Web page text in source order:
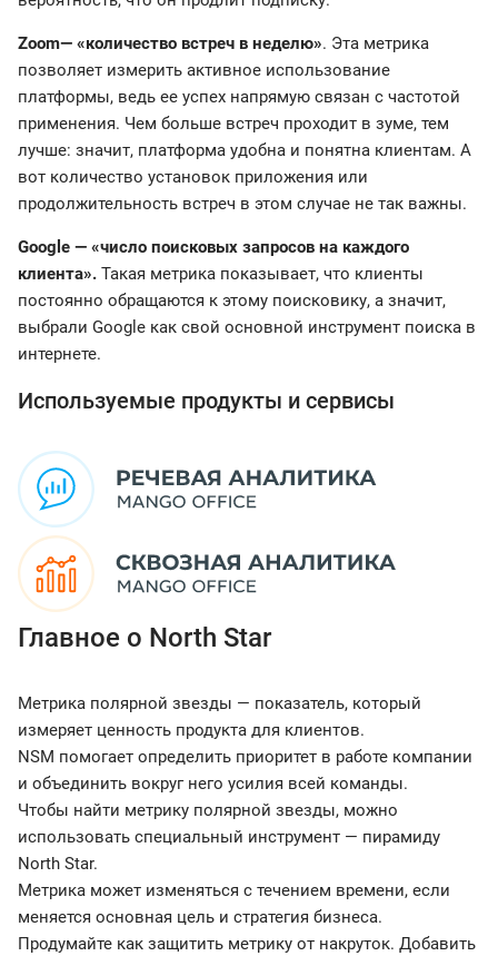
Zoom— «количество встреч в неделю». Эта метрика
позволяет измерить активное использование
платформы, ведь ее успех напрямую связан с частотой
применения. Чем больше встреч проходит в зуме, тем
лучше: значит, платформа удобна и понятна клиентам. А
вот количество установок приложения или
продолжительность встреч в этом случае не так важны.
Google — «число поисковых запросов на каждого
клиента». Такая метрика показывает, что клиенты
постоянно обращаются к этому поисковику, а значит,
выбрали Google как свой основной инструмент поиска в
интернете.
Используемые продукты и сервисы
Главное о North Star
Метрика полярной звезды — показатель, который
измеряет ценность продукта для клиентов.
NSM помогает определить приоритет в работе компании
и объединить вокруг него усилия всей команды.
Чтобы найти метрику полярной звезды, можно
использовать специальный инструмент — пирамиду
North Star.
Метрика может изменяться с течением времени, если
меняется основная цель и стратегия бизнеса.
Продумайте как защитить метрику от накруток. Добавить